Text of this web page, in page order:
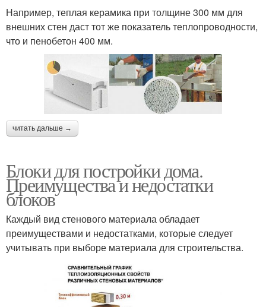
Например, теплая керамика при толщине 300 мм для
внешних стен даст тот же показатель теплопроводности,
что и пенобетон 400 мм.
читать дальше →
Блоки для постройки дома.
Преимущества и недостатки
блоков
Каждый вид стенового материала обладает
преимуществами и недостатками, которые следует
учитывать при выборе материала для строительства.